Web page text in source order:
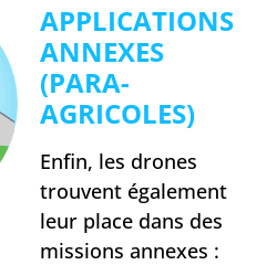
APPLICATIONS
ANNEXES
(PARA-
AGRICOLES)
Enfin, les drones
trouvent également
leur place dans des
missions annexes :